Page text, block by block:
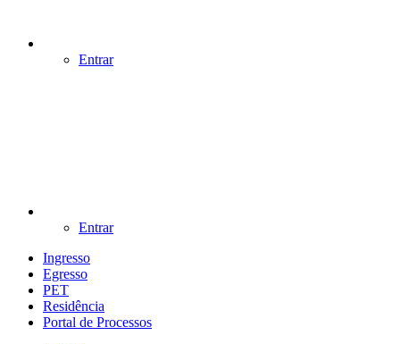
Entrar
Entrar
Ingresso
Egresso
PET
Residência
Portal de Processos